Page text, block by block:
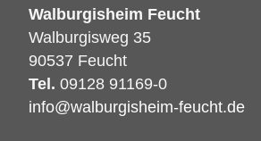
Walburgisheim Feucht
Walburgisweg 35
90537 Feucht
Tel. 09128 91169-0
info@walburgisheim-feucht.de